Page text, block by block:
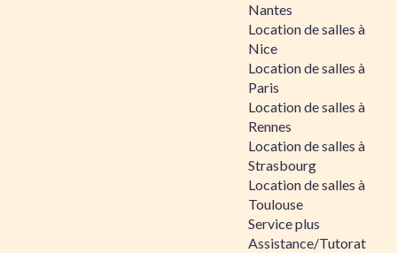
Nantes
Location de salles à
Nice
Location de salles à
Paris
Location de salles à
Rennes
Location de salles à
Strasbourg
Location de salles à
Toulouse
Service plus
Assistance/Tutorat